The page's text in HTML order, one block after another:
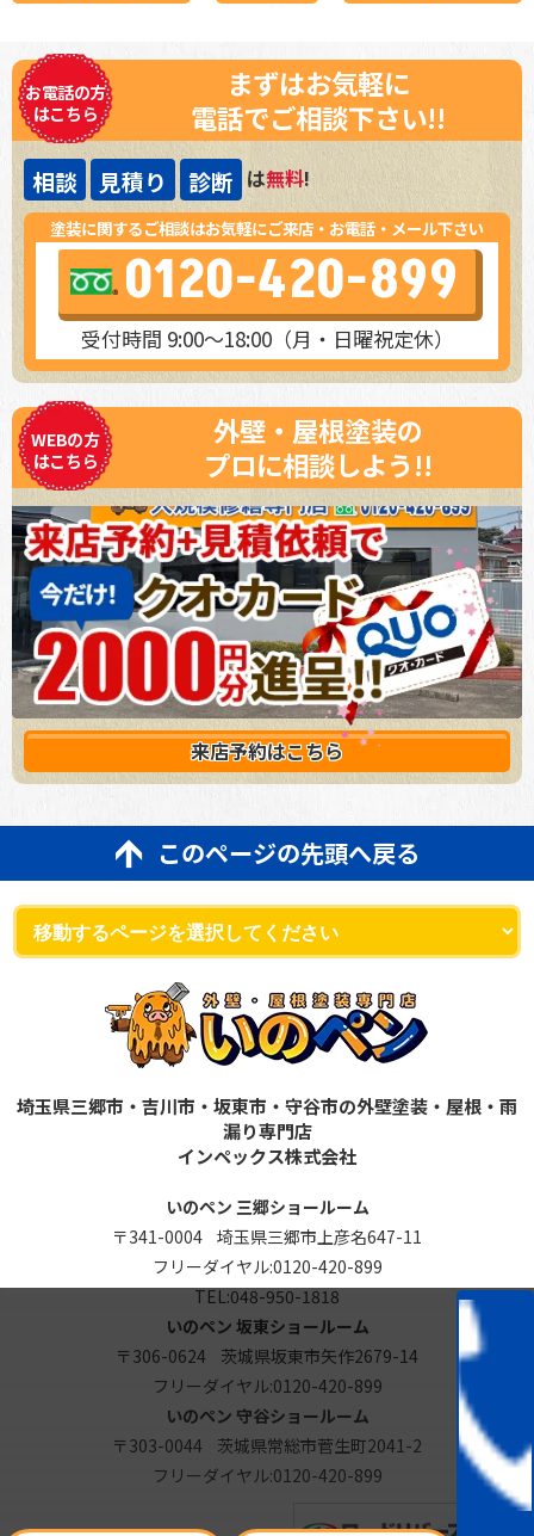
お電話の方
はこちら
まずはお気軽に
電話でご相談下さい!!
相談 見積り 診断 は無料!
塗装に関するご相談はお気軽にご来店・お電話・メール下さい
0120-420-899
受付時間 9:00～18:00（月・日曜祝定休）
WEBの方
はこちら
外壁・屋根塗装の
プロに相談しよう!!
来店予約はこちら
このページの先頭へ戻る
埼玉県三郷市・吉川市・坂東市・守谷市の外壁塗装・屋根・雨
漏り専門店
インペックス株式会社
いのペン 三郷ショールーム
〒341-0004 埼玉県三郷市上彦名647-11
フリーダイヤル:0120-420-899
TEL:048-950-1818
いのペン 坂東ショールーム
〒306-0624 茨城県坂東市矢作2679-14
フリーダイヤル:0120-420-899
いのペン 守谷ショールーム
〒303-0044 茨城県常総市菅生町2041-2
フリーダイヤル:0120-420-899